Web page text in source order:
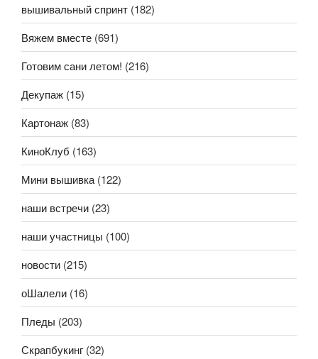
вышивальный спринт (182)
Вяжем вместе (691)
Готовим сани летом! (216)
Декупаж (15)
Картонаж (83)
КиноКлуб (163)
Мини вышивка (122)
наши встречи (23)
наши участницы (100)
новости (215)
оШалели (16)
Пледы (203)
Скрапбукинг (32)